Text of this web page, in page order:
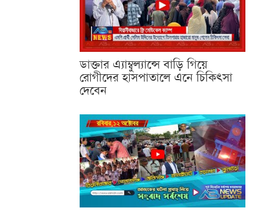
ডাক্তার এ্যাম্বুল্যান্সে বাড়ি গিয়ে
রোগীদের হাসপাতালে এনে চিকিৎসা
দেবেন